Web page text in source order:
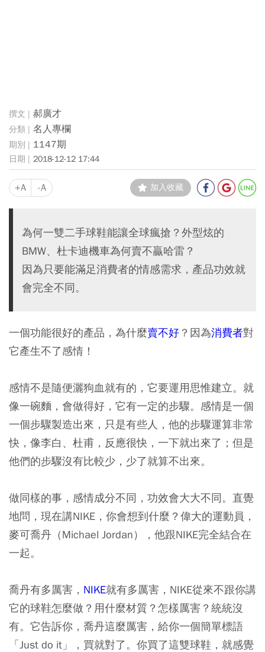
郝廣才
名人專欄
1147期
2018-12-12 17:44
+A -A 加入收藏
為何一雙二手球鞋能讓全球瘋搶？外型炫的
BMW、杜卡迪機車為何賣不贏哈雷？
因為只要能滿足消費者的情感需求，產品功效就
會完全不同。
一個功能很好的產品 ，為什麼賣不好 ？因為消費者對
它產生不了感情 ！
感情不是隨便灑狗血就有的，它要運用思惟建立。就
像一碗麵，會做得好，它有一定的步驟。感情是一個
一個步驟製造出來，只是有些人，他的步驟運算非常
快，像李白、杜甫，反應很快，一下就出來了；但是
他們的步驟沒有比較少，少了就算不出來。
做同樣的事，感情成分不同，功效會大大不同。直覺
地問，現在講NIKE，你會想到什麼？偉大的運動員，
麥可喬丹（Michael Jordan），他跟NIKE完全結合在
一起。
喬丹有多厲害， NIKE就有多厲害，NIKE從來不跟你講
它的球鞋怎麼做？用什麼材質？怎樣厲害？統統沒
有。它告訴你，喬丹這麼厲害，給你一個簡單標語
「Just do it」，買就對了。你買了這雙球鞋，就感覺